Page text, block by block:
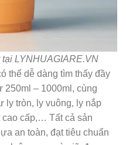
LYNHUAGIARE.VN
thể dễ dàng tìm thấy đầy
250ml – 1000ml, cùng
ly tròn, ly vuông, ly nắp
cao cấp,… Tất cả sản
an toàn, đạt tiêu chuẩn